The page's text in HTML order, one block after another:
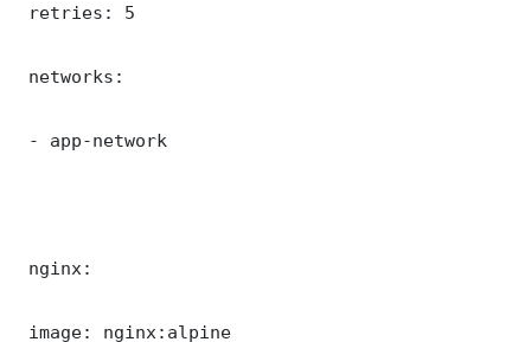
retries: 5
networks:
- app-network
nginx:
image: nginx:alpine